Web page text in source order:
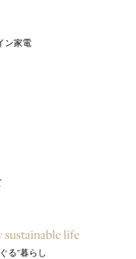
ン家電
life
る”暮らし